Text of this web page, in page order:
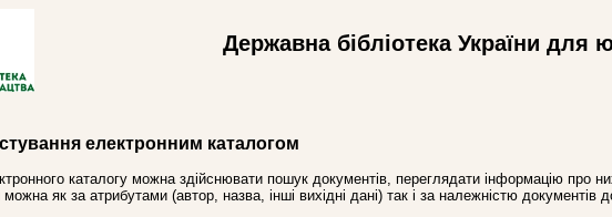
Державна бібліотека України для
електронним каталогом
каталогу можна здійснювати пошук документів, переглядати інформацію про
як за атрибутами (автор, назва, інші вихідні дані) так і за належністю документів